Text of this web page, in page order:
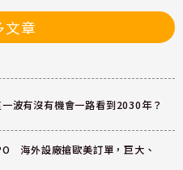
文章
波有沒有機會一路看到2030年？
海外設廠搶歐美訂單，巨大、